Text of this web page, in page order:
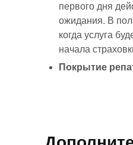
первого дня
ожидания. В
когда услуга
начала
Покрытие